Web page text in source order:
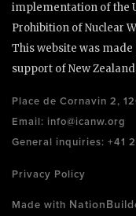
implementation of the
Prohibition of Nuclear
This website was
support of New
Place de Cornavin 2,
Email: info@icanw.org
General inquiries: +41
Privacy Policy
Made with